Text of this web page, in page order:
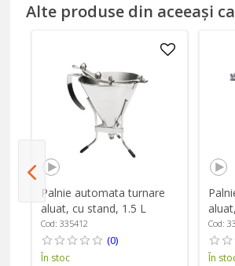
Alte produse din aceeași
Palnie automata turnare
aluat, cu stand, 1.5 L
"KWIK PRO" - de Buyer
Cod: 335412
(0)
În stoc
de
Cod:
În